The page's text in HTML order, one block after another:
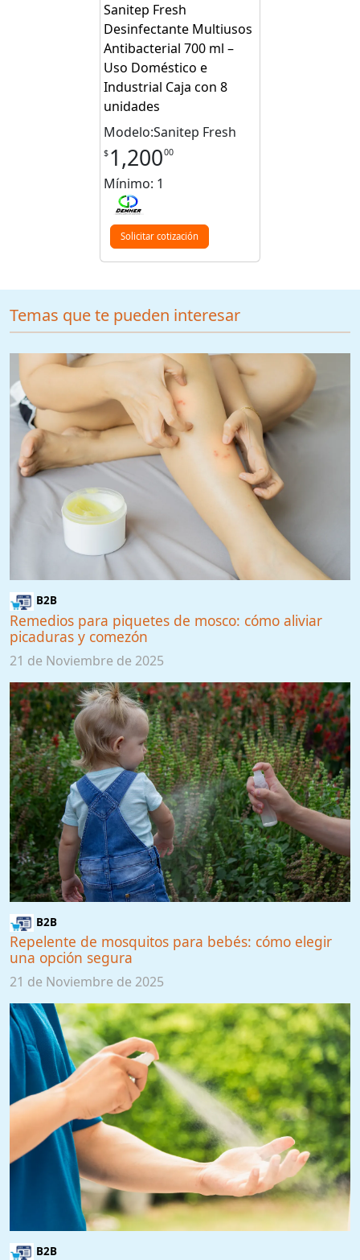
Sanitep Fresh
Desinfectante Multiusos
Antibacterial 700 ml –
Uso Doméstico e
Industrial Caja con 8
unidades
Modelo:Sanitep Fresh
$ 1,20000
Mínimo: 1
Solicitar cotización
Temas que te pueden interesar
B2B
Remedios para piquetes de mosco: cómo aliviar
picaduras y comezón
21 de Noviembre de 2025
B2B
Repelente de mosquitos para bebés: cómo elegir
una opción segura
21 de Noviembre de 2025
B2B